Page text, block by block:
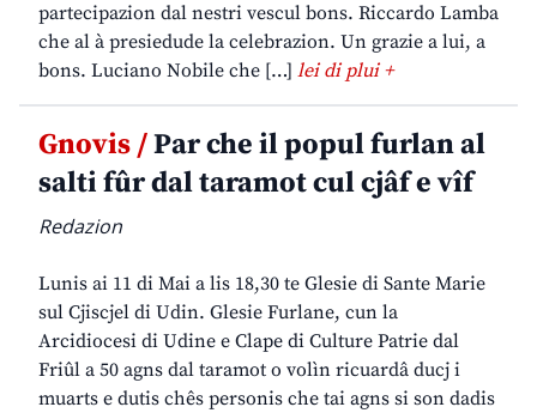
partecipazion dal nestri vescul bons. Riccardo Lamba
che al à presiedude la celebrazion. Un grazie a lui, a
bons. Luciano Nobile che […] lei di plui +
Gnovis /Par che il popul furlan al
salti fûr dal taramot cul cjâf e vîf
Redazion
Lunis ai 11 di Mai a lis 18,30 te Glesie di Sante Marie
sul Cjiscjel di Udin. Glesie Furlane, cun la
Arcidiocesi di Udine e Clape di Culture Patrie dal
Friûl a 50 agns dal taramot o volìn ricuardâ ducj i
muarts e dutis chês personis che tai agns si son dadis